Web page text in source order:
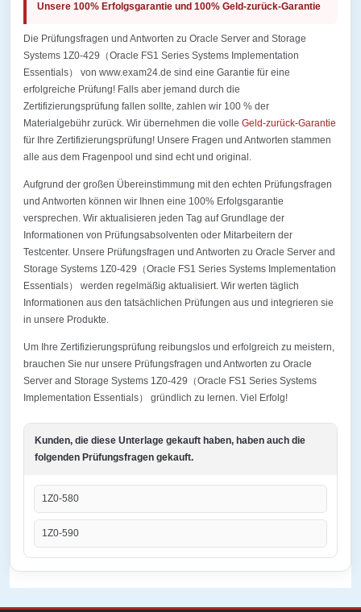
Unsere 100% Erfolgsgarantie und 100% Geld-zurück-Garantie
Die Prüfungsfragen und Antworten zu Oracle Server and Storage
Systems 1Z0-429（Oracle FS1 Series Systems Implementation
Essentials） von www.exam24.de sind eine Garantie für eine
erfolgreiche Prüfung! Falls aber jemand durch die
Zertifizierungsprüfung fallen sollte, zahlen wir 100 % der
Materialgebühr zurück. Wir übernehmen die volle Geld-zurück-Garantie
für Ihre Zertifizierungsprüfung! Unsere Fragen und Antworten stammen
alle aus dem Fragenpool und sind echt und original.
Aufgrund der großen Übereinstimmung mit den echten Prüfungsfragen
und Antworten können wir Ihnen eine 100% Erfolgsgarantie
versprechen. Wir aktualisieren jeden Tag auf Grundlage der
Informationen von Prüfungsabsolventen oder Mitarbeitern der
Testcenter. Unsere Prüfungsfragen und Antworten zu Oracle Server and
Storage Systems 1Z0-429（Oracle FS1 Series Systems Implementation
Essentials） werden regelmäßig aktualisiert. Wir werten täglich
Informationen aus den tatsächlichen Prüfungen aus und integrieren sie
in unsere Produkte.
Um Ihre Zertifizierungsprüfung reibungslos und erfolgreich zu meistern,
brauchen Sie nur unsere Prüfungsfragen und Antworten zu Oracle
Server and Storage Systems 1Z0-429（Oracle FS1 Series Systems
Implementation Essentials） gründlich zu lernen. Viel Erfolg!
Kunden, die diese Unterlage gekauft haben, haben auch die
folgenden Prüfungsfragen gekauft.
1Z0-580
1Z0-590